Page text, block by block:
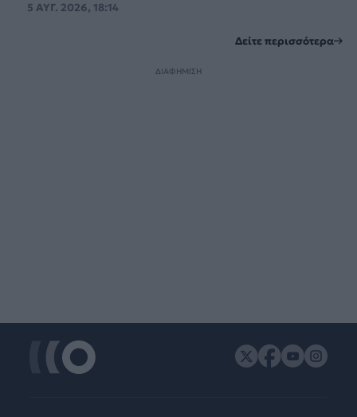
5 ΑΥΓ. 2026, 18:14
Δείτε περισσότερα
ΔΙΑΦΗΜΙΣΗ